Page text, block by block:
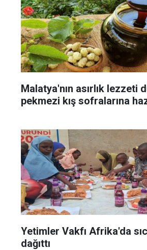
Malatya'nın asırlık lezzeti
pekmezi kış sofralarına
Yetimler Vakfı Afrika'da
dağıttı